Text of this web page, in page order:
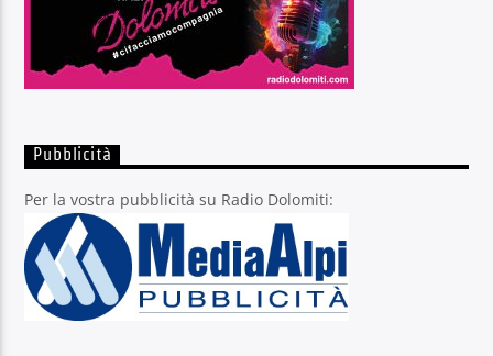
Pubblicità
Per la vostra pubblicità su Radio Dolomiti: